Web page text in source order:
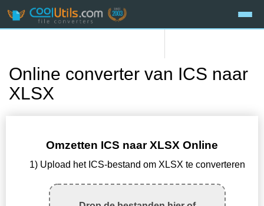
Online converter van ICS naar
XLSX
Omzetten ICS naar XLSX Online
1) Upload het ICS-bestand om XLSX te converteren